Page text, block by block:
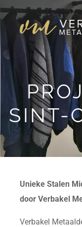
SINT-
Unieke Stalen
door Verbakel
Verbakel